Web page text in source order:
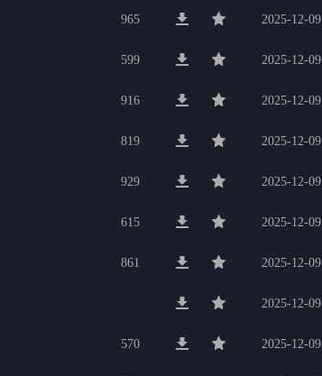
965 2025-12-09
599 2025-12-09
916 2025-12-09
819 2025-12-09
929 2025-12-09
615 2025-12-09
861 2025-12-09
2025-12-09
570 2025-12-09